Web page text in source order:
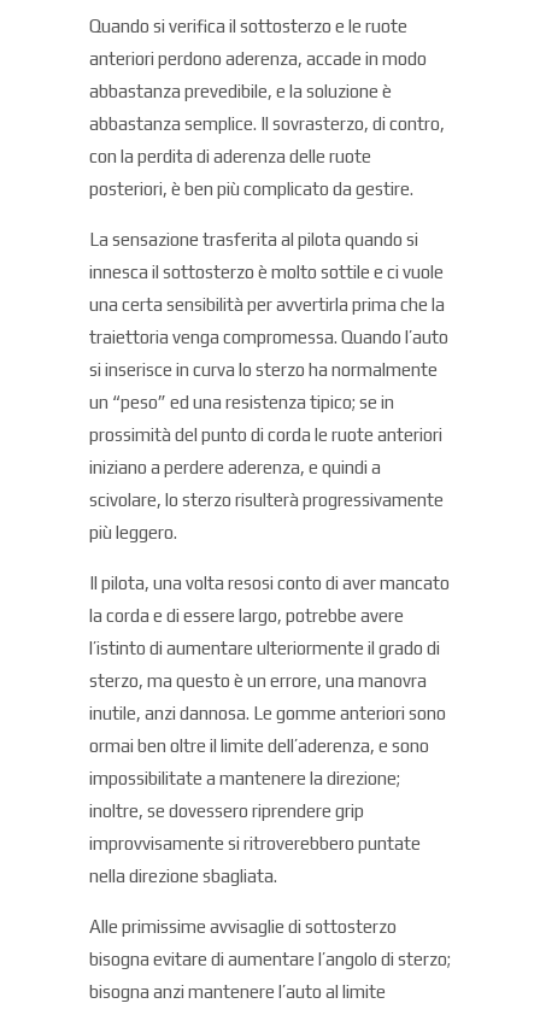
Quando si verifica il sottosterzo e le ruote
anteriori perdono aderenza, accade in modo
abbastanza prevedibile, e la soluzione è
abbastanza semplice. Il sovrasterzo, di contro,
con la perdita di aderenza delle ruote
posteriori, è ben più complicato da gestire.
La sensazione trasferita al pilota quando si
innesca il sottosterzo è molto sottile e ci vuole
una certa sensibilità per avvertirla prima che la
traiettoria venga compromessa. Quando l’auto
si inserisce in curva lo sterzo ha normalmente
un “peso” ed una resistenza tipico; se in
prossimità del punto di corda le ruote anteriori
iniziano a perdere aderenza, e quindi a
scivolare, lo sterzo risulterà progressivamente
più leggero.
Il pilota, una volta resosi conto di aver mancato
la corda e di essere largo, potrebbe avere
l’istinto di aumentare ulteriormente il grado di
sterzo, ma questo è un errore, una manovra
inutile, anzi dannosa. Le gomme anteriori sono
ormai ben oltre il limite dell’aderenza, e sono
impossibilitate a mantenere la direzione;
inoltre, se dovessero riprendere grip
improvvisamente si ritroverebbero puntate
nella direzione sbagliata.
Alle primissime avvisaglie di sottosterzo
bisogna evitare di aumentare l’angolo di sterzo;
bisogna anzi mantenere l’auto al limite